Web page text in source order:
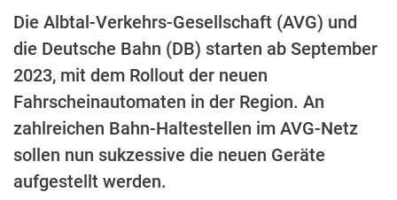
Die Albtal-Verkehrs-Gesellschaft (AVG) und
die Deutsche Bahn (DB) starten ab September
2023, mit dem Rollout der neuen
Fahrscheinautomaten in der Region. An
zahlreichen Bahn-Haltestellen im AVG-Netz
sollen nun sukzessive die neuen Geräte
aufgestellt werden.